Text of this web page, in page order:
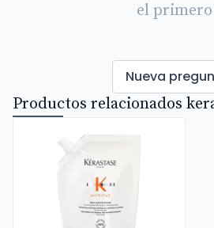
el
Nueva
Productos relacionados